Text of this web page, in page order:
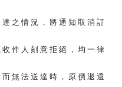
之情況，將通知取消訂
件人刻意拒絕，均一律
無法送達時，原價退還